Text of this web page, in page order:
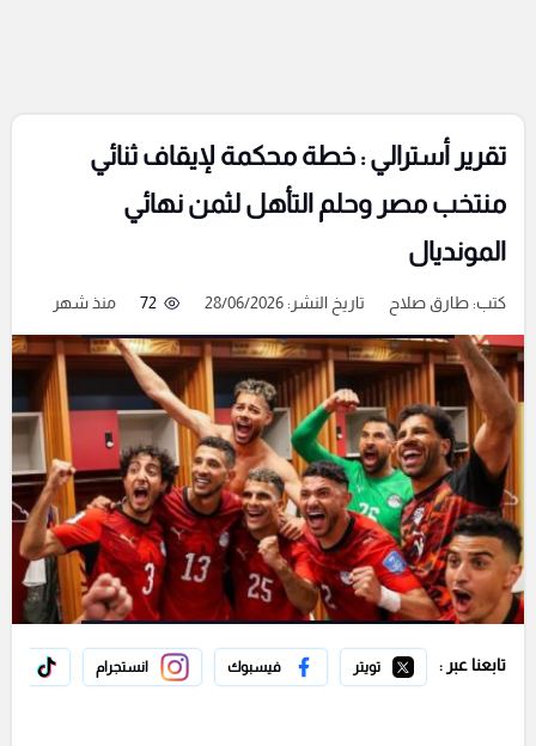
تقرير أسترالي : خطة محكمة لإيقاف ثنائي
منتخب مصر وحلم التأهل لثمن نهائي
المونديال
كتب:طارق صلاح تاريخ النشر: 28/06/2026 72 منذ شهر
تابعنا عبر : تويتر فيسبوك انستجرام